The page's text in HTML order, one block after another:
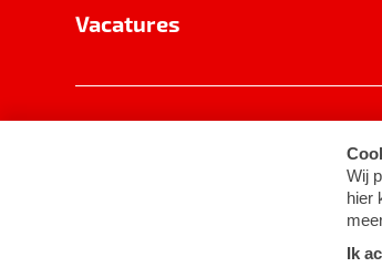
Vacatures
Cookie-instellingen